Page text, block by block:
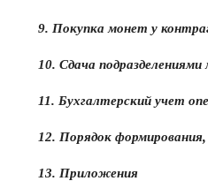
9. Покупка монет у
10. Сдача
11. Бухгалтерский учет
12. Порядок
13. Приложения